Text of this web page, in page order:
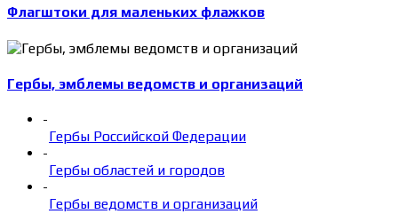
Флагштоки для маленьких флажков
Гербы, эмблемы ведомств и организаций
-
Гербы Российской Федерации
-
Гербы областей и городов
-
Гербы ведомств и организаций